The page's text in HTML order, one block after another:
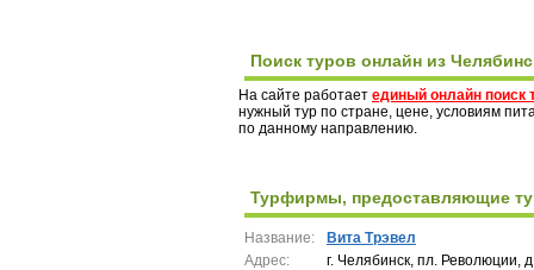
Поиск туров онлайн из
На сайте работает единый онлайн поиск
нужный тур по стране, цене, условиям
по данному направлению.
Турфирмы, предоставляющие
Название:
Адрес:
Вита Трэвел
г. Челябинск, пл. Революции,